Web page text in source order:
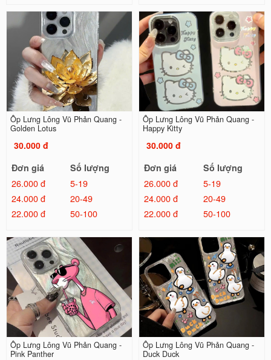
Ốp Lưng Lông Vũ Phản Quang -
Golden Lotus
30.000 đ
Đơn giá
Số lượng
26.000 đ
5-19
24.000 đ
20-49
22.000 đ
50-100
Ốp Lưng Lông Vũ Phản Quang -
Happy Kitty
30.000 đ
Đơn giá
Số lượng
26.000 đ
5-19
24.000 đ
20-49
22.000 đ
50-100
Ốp Lưng Lông Vũ Phản Quang -
Pink Panther
Ốp Lưng Lông Vũ Phản Quang -
Duck Duck